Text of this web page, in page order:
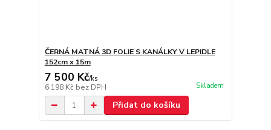
ČERNÁ MATNÁ 3D FOLIE S KANÁLKY V LEPIDLE
152cm x 15m
7 500 Kč/ks
6 198 Kč bez DPH Skladem
Přidat do košíku